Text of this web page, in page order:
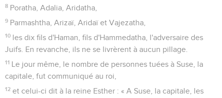
8 Poratha, Adalia, Aridatha,
9 Parmashtha, Arizaï, Aridaï et Vajezatha,
10 les dix fils d'Haman, fils d'Hammedatha, l'adversaire des
Juifs. En revanche, ils ne se livrèrent à aucun pillage.
11 Le jour même, le nombre de personnes tuées à Suse, la
capitale, fut communiqué au roi,
12 et celui-ci dit à la reine Esther : « A Suse, la capitale, les